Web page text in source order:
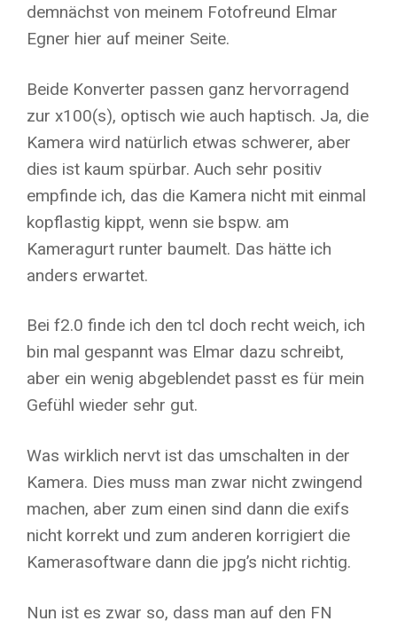
demnächst von meinem Fotofreund Elmar
Egner hier auf meiner Seite.
Beide Konverter passen ganz hervorragend
zur x100(s), optisch wie auch haptisch. Ja, die
Kamera wird natürlich etwas schwerer, aber
dies ist kaum spürbar. Auch sehr positiv
empfinde ich, das die Kamera nicht mit einmal
kopflastig kippt, wenn sie bspw. am
Kameragurt runter baumelt. Das hätte ich
anders erwartet.
Bei f2.0 finde ich den tcl doch recht weich, ich
bin mal gespannt was Elmar dazu schreibt,
aber ein wenig abgeblendet passt es für mein
Gefühl wieder sehr gut.
Was wirklich nervt ist das umschalten in der
Kamera. Dies muss man zwar nicht zwingend
machen, aber zum einen sind dann die exifs
nicht korrekt und zum anderen korrigiert die
Kamerasoftware dann die jpg’s nicht richtig.
Nun ist es zwar so, dass man auf den FN